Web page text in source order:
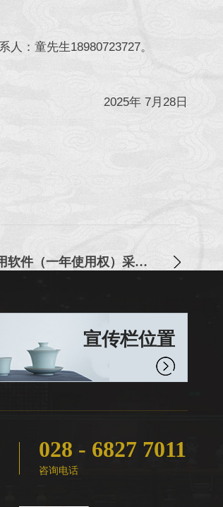
：童先生18980723727。
2025年 7月28日
2025年成都博物馆设计及辅助设计专用软件（一年使用权）采购项目（B包计算机辅助设计软件）
宣传栏位置
028 - 6827 7011
咨询电话